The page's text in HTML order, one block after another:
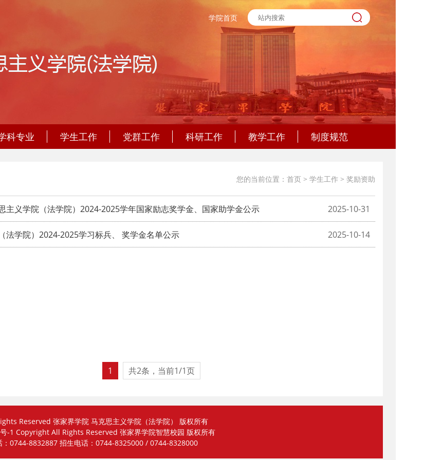
学院首页
科专业 学生工作 党群工作 科研工作 教学工作 制度规范
您的当前位置： 首页 > 学生工作 > 奖励资助
2025-10-31
主义学院（法学院）2024-2025学年国家励志奖学金、国家助学金公示
2025-10-14
法学院）2024-2025学习标兵、 奖学金名单公示
1 共2条，当前1/1页
Reserved 张家界学院 马克思主义学院（法学院） 版权所有
-1 Copyright All Rights Reserved 张家界学院智慧校园 版权所有
：0744-8832887 招生电话：0744-8325000 / 0744-8328000